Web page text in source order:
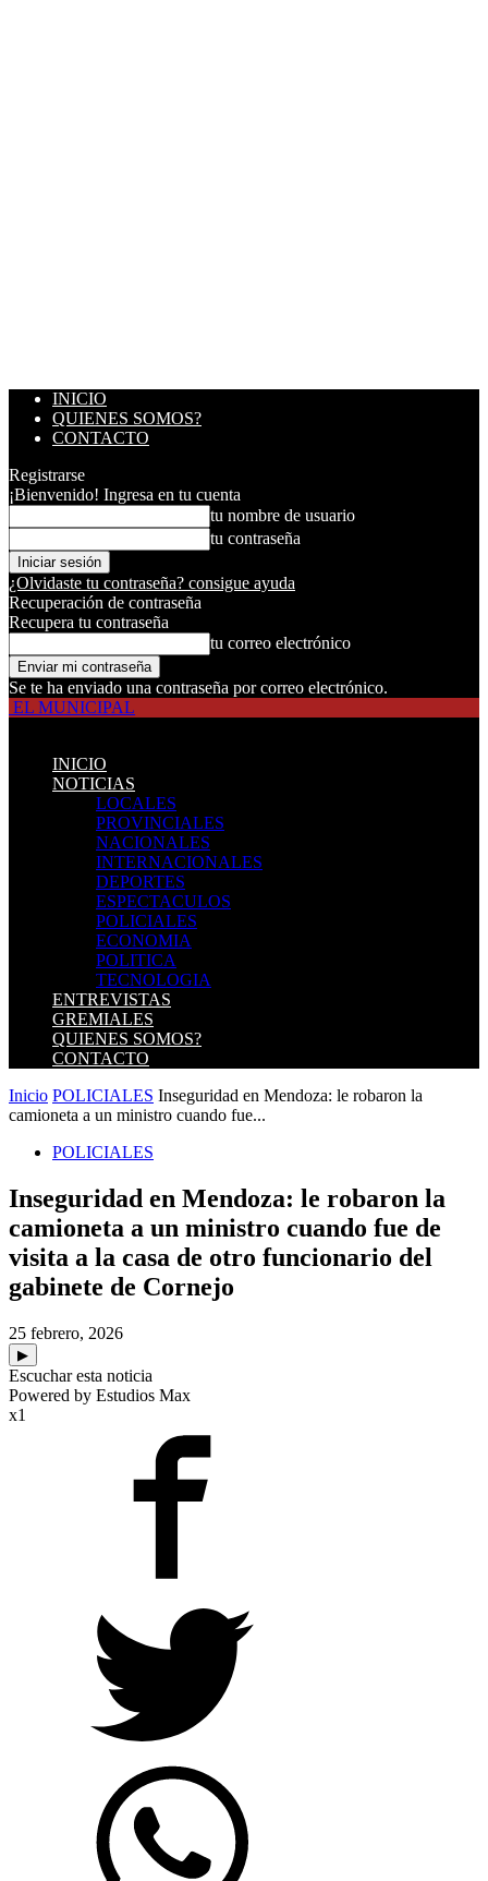
INICIO
QUIENES SOMOS?
CONTACTO
Registrarse
¡Bienvenido! Ingresa en tu cuenta
tu nombre de usuario
tu contraseña
¿Olvidaste tu contraseña? consigue ayuda
Recuperación de contraseña
Recupera tu contraseña
tu correo electrónico
Se te ha enviado una contraseña por correo electrónico.
EL MUNICIPAL
INICIO
NOTICIAS
LOCALES
PROVINCIALES
NACIONALES
INTERNACIONALES
DEPORTES
ESPECTACULOS
POLICIALES
ECONOMIA
POLITICA
TECNOLOGIA
ENTREVISTAS
GREMIALES
QUIENES SOMOS?
CONTACTO
Inicio POLICIALES Inseguridad en Mendoza: le robaron la
camioneta a un ministro cuando fue...
POLICIALES
Inseguridad en Mendoza: le robaron la
camioneta a un ministro cuando fue de
visita a la casa de otro funcionario del
gabinete de Cornejo
25 febrero, 2026
▶
Escuchar esta noticia
Powered by Estudios Max
x1